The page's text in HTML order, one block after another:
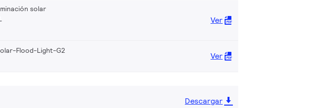
solar
Ver
Flood-Light-G2
Ver
Descargar